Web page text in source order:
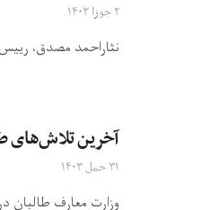
۲ جوزا ۱۴۰۳
نثاراحمد مصدق،
آخرین تلاش‌های
۳۱ حمل ۱۴۰۳
وزارت معارف طالبان